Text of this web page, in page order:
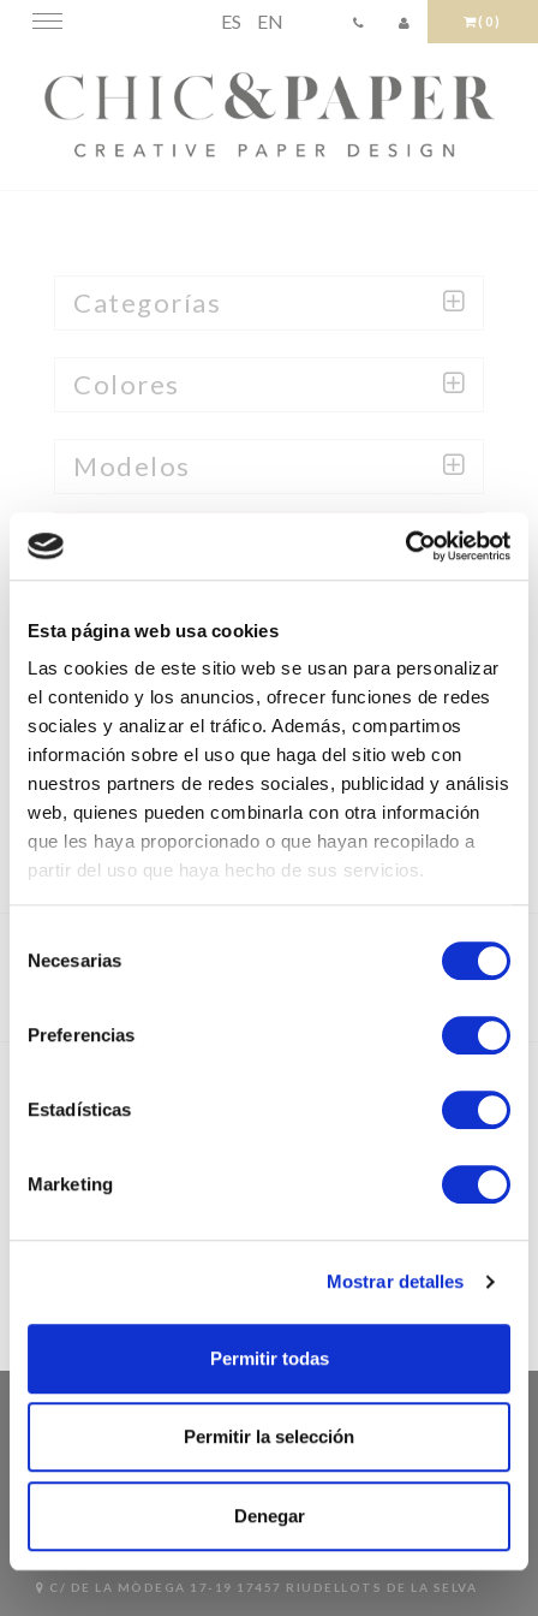
Esta página web usa cookies
Las cookies de este sitio web se usan para personalizar
el contenido y los anuncios, ofrecer funciones de redes
sociales y analizar el tráfico. Además, compartimos
información sobre el uso que haga del sitio web con
nuestros partners de redes sociales, publicidad y análisis
web, quienes pueden combinarla con otra información
que les haya proporcionado o que hayan recopilado a
partir del uso que haya hecho de sus servicios.
Necesarias
Preferencias
Estadísticas
Marketing
Mostrar detalles
Permitir todas
Permitir la selección
Denegar
(0)
ES EN
Toggle
Categorías
Colores
Modelos
ECOWATERPROOF PAPER FOR
TURQUESA
TURQUESA
DEDICADOS AL SECTOR DEL PAPEL Y EL
INFO@CHICANDPAPER.COM
C/ DE LA MÒDEGA 17-19 17457 RIUDELLOTS DE LA SELVA